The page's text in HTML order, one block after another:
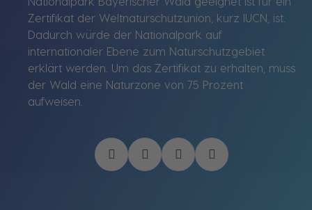
Zertifikat der Weltnaturschutzunion, kurz IUCN, ist.
Dadurch würde der Nationalpark auf
internationaler Ebene zum Naturschutzgebiet
erklärt werden. Um das Zertifikat zu erhalten, muss
der Wald eine Naturzone von 75 Prozent
aufweisen.